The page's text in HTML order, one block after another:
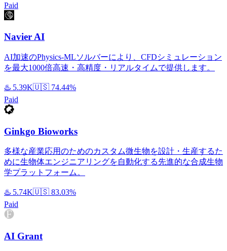
Paid
Navier AI
AI加速のPhysics-MLソルバーにより、CFDシミュレーション
を最大1000倍高速・高精度・リアルタイムで提供します。
♨️ 5.39K🇺🇸 74.44%
Paid
Ginkgo Bioworks
多様な産業応用のためのカスタム微生物を設計・生産するた
めに生物体エンジニアリングを自動化する先進的な合成生物
学プラットフォーム。
♨️ 5.74K🇺🇸 83.03%
Paid
AI Grant